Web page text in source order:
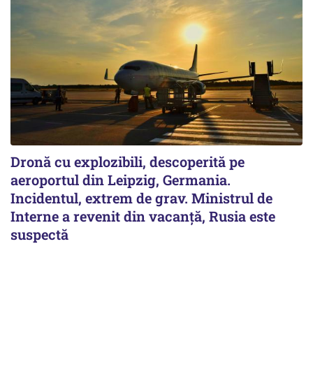
Dronă cu explozibili, descoperită pe
aeroportul din Leipzig, Germania.
Incidentul, extrem de grav. Ministrul de
Interne a revenit din vacanță, Rusia este
suspectă